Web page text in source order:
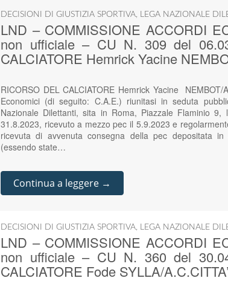
DECISIONI DI GIUSTIZIA SPORTIVA, LEGA NAZIONALE
LND – COMMISSIONE ACCORDI
non ufficiale – CU N. 309 del
CALCIATORE Hemrick Yacine
RICORSO DEL CALCIATORE Hemrick Yacine
Economici (di seguito: C.A.E.) riunitasi in seduta
Nazionale Dilettanti, sita in Roma, Piazzale Flaminio
31.8.2023, ricevuto a mezzo pec il 5.9.2023 e
ricevuta di avvenuta consegna della pec depositata in
(essendo state…
Continua a leggere →
DECISIONI DI GIUSTIZIA SPORTIVA, LEGA NAZIONALE
LND – COMMISSIONE ACCORDI
non ufficiale – CU N. 360 del
CALCIATORE Fode SYLLA/